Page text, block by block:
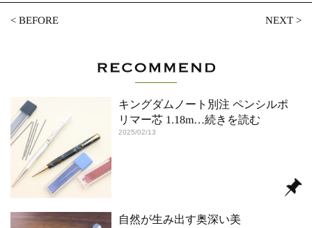
<BEFORE NEXT>
キングダムノート別注 ペンシルポ
リマー芯 1.18m…続きを読む
2025/02/13
自然が生み出す奥深い美